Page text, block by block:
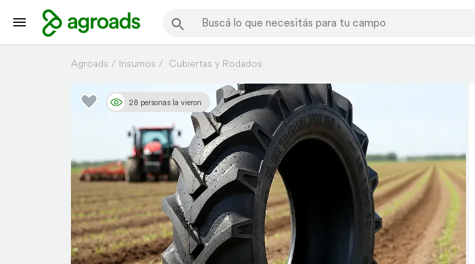
Agroads Insumos Cubiertas y Rodados
28 personas la vieron